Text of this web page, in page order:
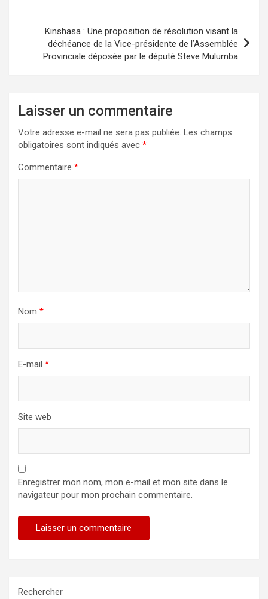
Kinshasa : Une proposition de résolution visant la
déchéance de la Vice-présidente de l’Assemblée
Provinciale déposée par le député Steve Mulumba
Laisser un commentaire
Votre adresse e-mail ne sera pas publiée. Les champs
obligatoires sont indiqués avec *
Commentaire *
Nom *
E-mail *
Site web
Enregistrer mon nom, mon e-mail et mon site dans le
navigateur pour mon prochain commentaire.
Rechercher